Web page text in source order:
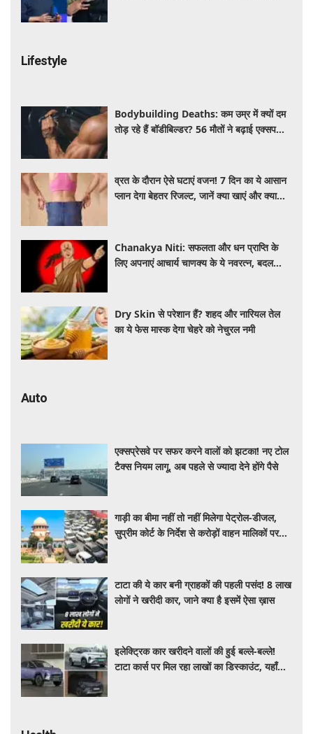
Lifestyle
Bodybuilding Deaths: कम उम्र में क्यों दम
तोड़ रहे हैं बॉडीबिल्डर? 56 मौतों ने बढ़ाई एक्सपर्ट्स
व्रत के दौरान ऐसे घटाएं वजन! 7 दिन का ये आसान
प्लान देगा बेहतर रिजल्ट, जानें क्या खाएं और क्या
Chanakya Niti: सफलता और धन प्राप्ति के
लिए अपनाएं आचार्य चाणक्य के ये नवरत्न, बदल
Dry Skin से परेशान हैं? शहद और नारियल तेल
का ये फेस मास्क देगा चेहरे को नेचुरल नमी
Auto
एक्सप्रेसवे पर सफर करने वालों को झटका! नए टोल
टैक्स नियम लागू, अब पहले से ज्यादा देने होंगे पैसे
गाड़ी का बीमा नहीं तो नहीं मिलेगा पेट्रोल-डीजल,
सुप्रीम कोर्ट के निर्देश से करोड़ों वाहन मालिकों पर
टाटा की ये कार बनी ग्राहकों की पहली पसंद! 8 लाख
लोगों ने खरीदी कार, जाने क्या है इसमें ऐसा ख़ास
इलेक्ट्रिक कार खरीदने वालों की हुई बल्ले-बल्ले!
टाटा कार्स पर मिल रहा लाखों का डिस्काउंट, यहाँ